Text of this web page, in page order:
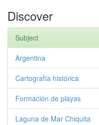
Discover
Subject
Argentina
Cartografía histórica
Formación de playas
Laguna de Mar Chiquita